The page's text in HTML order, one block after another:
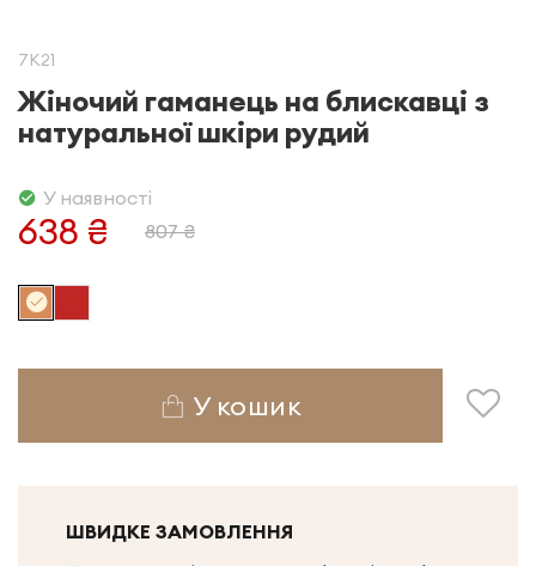
7K21
Жіночий гаманець на блискавці з
натуральної шкіри рудий
638 ₴ 807 ₴
У наявності
У кошик
ШВИДКЕ ЗАМОВЛЕННЯ